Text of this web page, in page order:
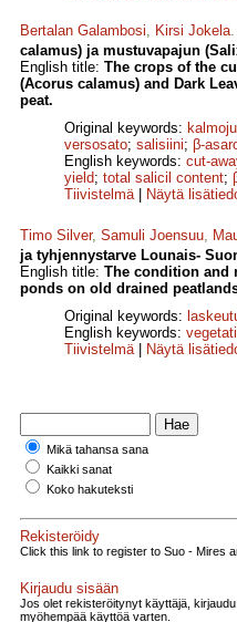
Bertalan Galambosi, Kirsi Jokela.
calamus) ja mustuvapajun
English title: The crops of the
(Acorus calamus) and Dark
peat.
Original keywords:
versosato; salisiini; β-
English keywords: cut-
yield; total salicil content;
Tiivistelmä| Näytä
Timo Silver, Samuli Joensuu,
ja tyhjennystarve Lounais-
English title: The condition and
ponds on old drained
Original keywords:
English keywords:
Tiivistelmä| Näytä
Mikä tahansa sana
Kaikki sanat
Koko hakuteksti
Rekisteröidy
Click this link to register to Suo - Mires
Kirjaudu sisään
Jos olet rekisteröitynyt käyttäjä,
myöhempää käyttöä varten.